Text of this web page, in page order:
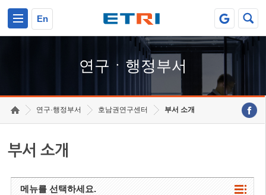
En
연구ㆍ행정부서
연구·행정부서 호남권연구센터 부서 소개
부서 소개
메뉴를 선택하세요.